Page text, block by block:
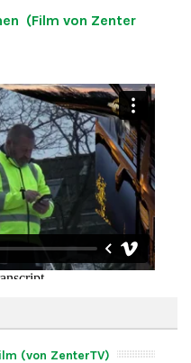
(Film von Zenter
(von ZenterTV)